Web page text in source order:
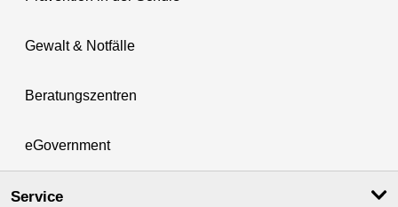
Gewalt & Notfälle
Beratungszentren
eGovernment
Service